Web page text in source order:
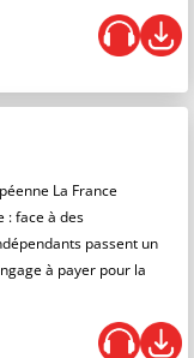
La France
: face à des
passent un
à payer pour la